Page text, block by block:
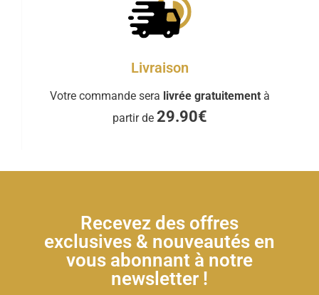
Livraison
Votre commande sera livrée gratuitement à
partir de 29.90€
Recevez des offres
exclusives & nouveautés en
vous abonnant à notre
newsletter !